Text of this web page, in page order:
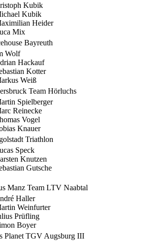
Kubik
Kubik
Heider
Mix
Bayreuth
Wolf
Hackauf
Kotter
Weiß
Team Hörluchs
Spielberger
Reinecke
Vogel
Knauer
Triathlon
Speck
Knutzen
Gutsche
Manz Team LTV Naabtal
Haller
Weinfurter
Prüfling
Boyer
Planet TGV Augsburg III